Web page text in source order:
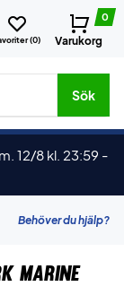
(0)
0
Varukorg
Sök
12/8 kl. 23:59 -
Behöver du hjälp?
Marine